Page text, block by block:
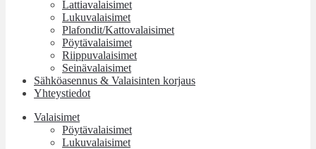
Lattiavalaisimet
Lukuvalaisimet
Plafondit/Kattovalaisimet
Pöytävalaisimet
Riippuvalaisimet
Seinävalaisimet
Sähköasennus & Valaisinten korjaus
Yhteystiedot
Valaisimet
Pöytävalaisimet
Lukuvalaisimet